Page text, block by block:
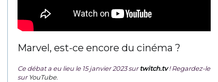
Marvel, est-ce encore du cinéma ?
Ce débat a eu lieu le 15 janvier 2023 surtwitch.tv ! Regardez-le
surYouTube.